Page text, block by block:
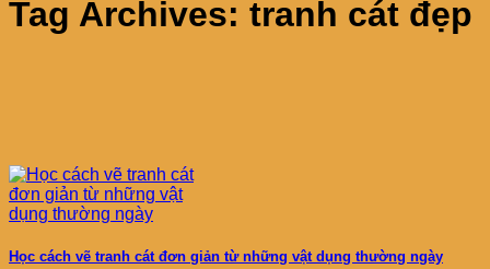
Tag Archives: tranh cát đẹp
Học cách vẽ tranh cát đơn giản từ những vật dụng thường ngày